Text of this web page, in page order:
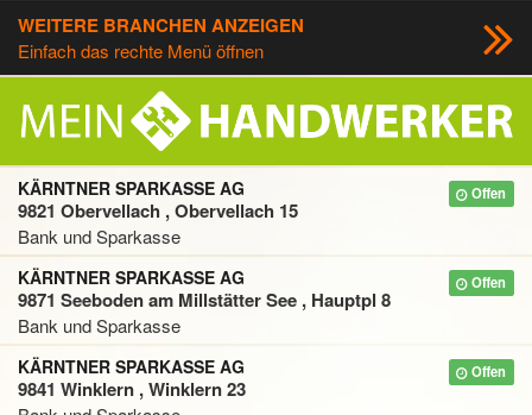
WEITERE BRANCHEN ANZEIGEN
Einfach das rechte Menü öffnen
Offen
KÄRNTNER SPARKASSE AG
9821 Obervellach , Obervellach 15
Bank und Sparkasse
Offen
KÄRNTNER SPARKASSE AG
9871 Seeboden am Millstätter See , Hauptpl 8
Bank und Sparkasse
Offen
KÄRNTNER SPARKASSE AG
9841 Winklern , Winklern 23